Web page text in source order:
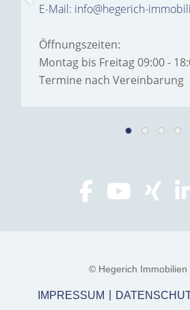
E-Mail: info@hegerich-
Öffnungszeiten:
Montag bis Freitag 09:00 -
Termine nach Vereinbarung
© Hegerich Immobilien
IMPRESSUM